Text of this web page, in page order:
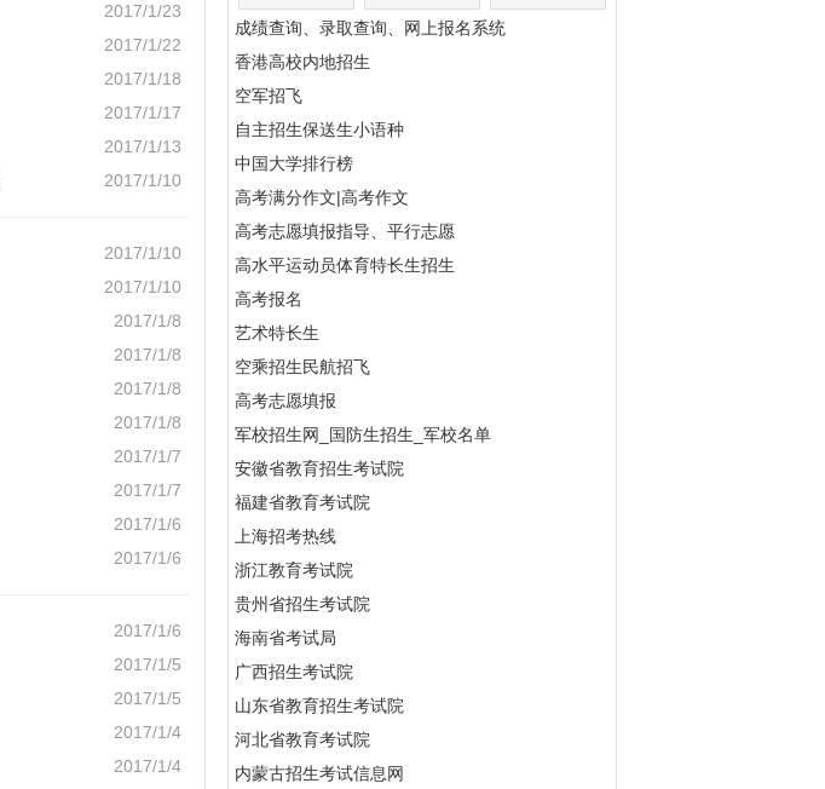
2017/1/23
2017/1/22
2017/1/18
2017/1/17
2017/1/13
2017/1/10
2017/1/10
2017/1/10
2017/1/8
2017/1/8
2017/1/8
2017/1/8
2017/1/7
2017/1/7
2017/1/6
2017/1/6
2017/1/6
2017/1/5
2017/1/5
2017/1/4
2017/1/4
成绩查询、录取查询、网上报名系统
香港高校内地招生
空军招飞
自主招生保送生小语种
中国大学排行榜
高考满分作文|高考作文
高考志愿填报指导、平行志愿
高水平运动员体育特长生招生
高考报名
艺术特长生
空乘招生民航招飞
高考志愿填报
军校招生网_国防生招生_军校名单
安徽省教育招生考试院
福建省教育考试院
上海招考热线
浙江教育考试院
贵州省招生考试院
海南省考试局
广西招生考试院
山东省教育招生考试院
河北省教育考试院
内蒙古招生考试信息网